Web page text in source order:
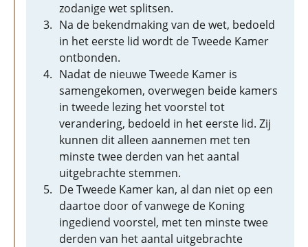
zodanige wet splitsen.
Na de bekendmaking van de wet, bedoeld
in het eerste lid wordt de Tweede Kamer
ontbonden.
Nadat de nieuwe Tweede Kamer is
samengekomen, overwegen beide kamers
in tweede lezing het voorstel tot
verandering, bedoeld in het eerste lid. Zij
kunnen dit alleen aannemen met ten
minste twee derden van het aantal
uitgebrachte stemmen.
De Tweede Kamer kan, al dan niet op een
daartoe door of vanwege de Koning
ingediend voorstel, met ten minste twee
derden van het aantal uitgebrachte